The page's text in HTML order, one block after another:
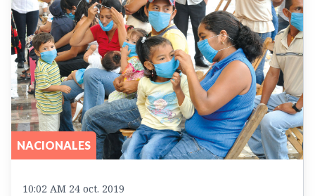
NACIONALES
10:02 AM 24 oct. 2019